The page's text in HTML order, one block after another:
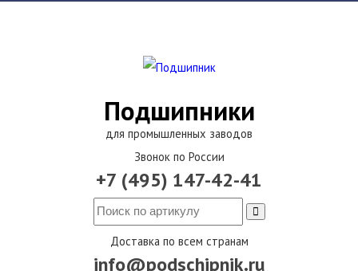
Подшипники
для промышленных заводов
Звонок по России
+7 (495) 147-42-41
Доставка по всем странам
info@podschipnik.ru